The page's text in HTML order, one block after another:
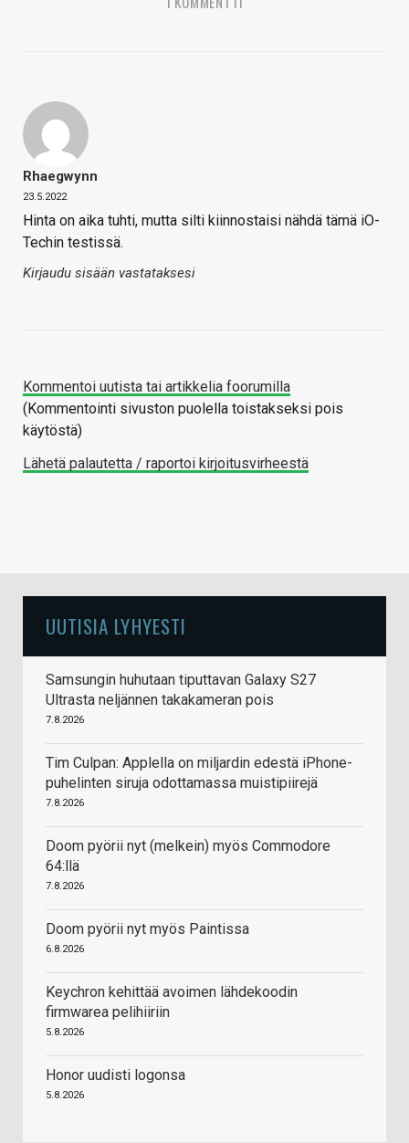
Rhaegwynn
23.5.2022
Hinta on aika tuhti, mutta silti kiinnostaisi nähdä tämä iO-
Techin testissä.
Kirjaudu sisään vastataksesi
Kommentoi uutista tai artikkelia foorumilla
(Kommentointi sivuston puolella toistakseksi pois
käytöstä)
Lähetä palautetta / raportoi kirjoitusvirheestä
UUTISIA LYHYESTI
Samsungin huhutaan tiputtavan Galaxy S27
Ultrasta neljännen takakameran pois
7.8.2026
Tim Culpan: Applella on miljardin edestä iPhone-
puhelinten siruja odottamassa muistipiirejä
7.8.2026
Doom pyörii nyt (melkein) myös Commodore
64:llä
7.8.2026
Doom pyörii nyt myös Paintissa
6.8.2026
Keychron kehittää avoimen lähdekoodin
firmwarea pelihiiriin
5.8.2026
Honor uudisti logonsa
5.8.2026